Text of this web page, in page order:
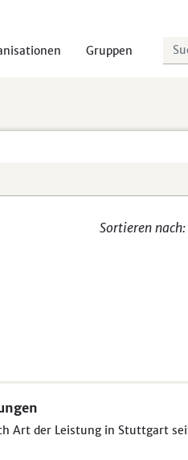
Gruppen
Sortieren nach
Art der Leistung in Stuttgart